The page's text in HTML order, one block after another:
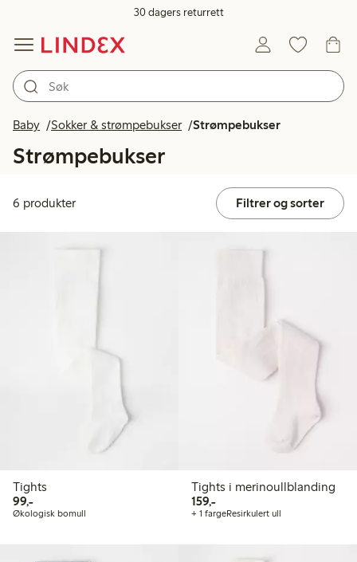
30 dagers returrett
Baby Sokker & strømpebukser Strømpebukser
Strømpebukser
6 produkter Filtrer og sorter
Tights
99,-99,00 kr
Økologisk bomull
Tights i merinoullblanding
159,-159,00 kr
+ 1 fargeResirkulert ull